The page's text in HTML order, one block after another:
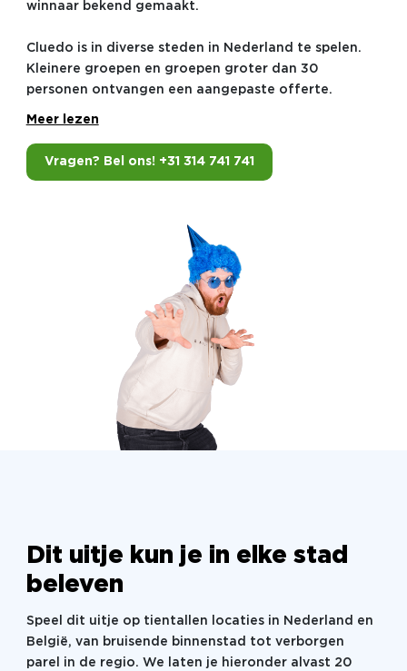
winnaar bekend gemaakt.
Cluedo is in diverse steden in Nederland te spelen.
Kleinere groepen en groepen groter dan 30
personen ontvangen een aangepaste offerte.
Meer lezen
Vragen? Bel ons! +31 314 741 741
Dit uitje kun je in elke stad
beleven
Speel dit uitje op tientallen locaties in Nederland en
België, van bruisende binnenstad tot verborgen
parel in de regio. We laten je hieronder alvast 20